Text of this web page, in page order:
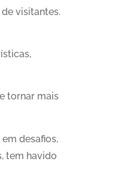
visitantes.
tornar mais
desafios,
tem havido